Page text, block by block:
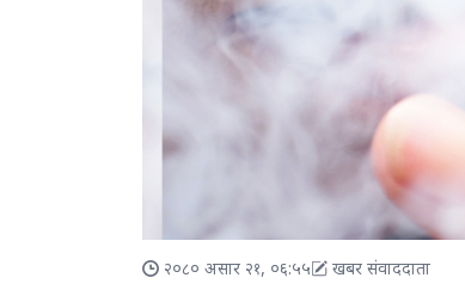
२०८० असार २१, ०६:५५ खबर संवाददाता